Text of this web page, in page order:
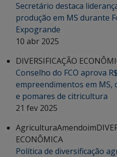
Secretário destaca
produção em MS durante
Expogrande
10 abr 2025
DIVERSIFICAÇÃO
Conselho do FCO aprova
empreendimentos em MS,
e pomares de citricultura
21 fev 2025
AgriculturaAmendoim
ECONÔMICA
Política de diversificação